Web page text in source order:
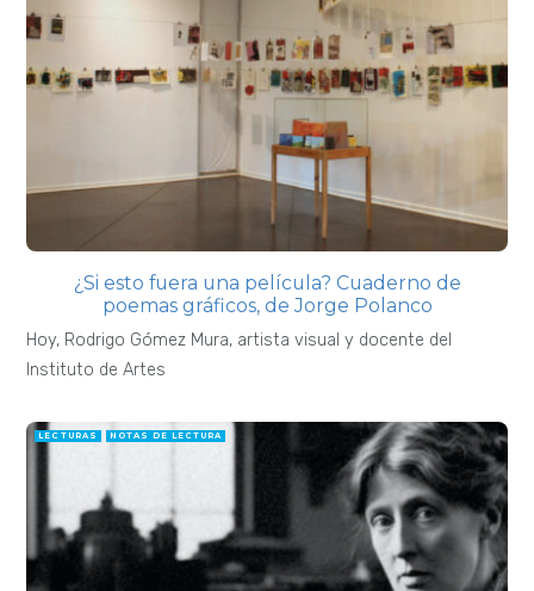
¿Si esto fuera una película? Cuaderno de
poemas gráficos, de Jorge Polanco
Hoy, Rodrigo Gómez Mura, artista visual y docente del
Instituto de Artes
LECTURAS NOTAS DE LECTURA